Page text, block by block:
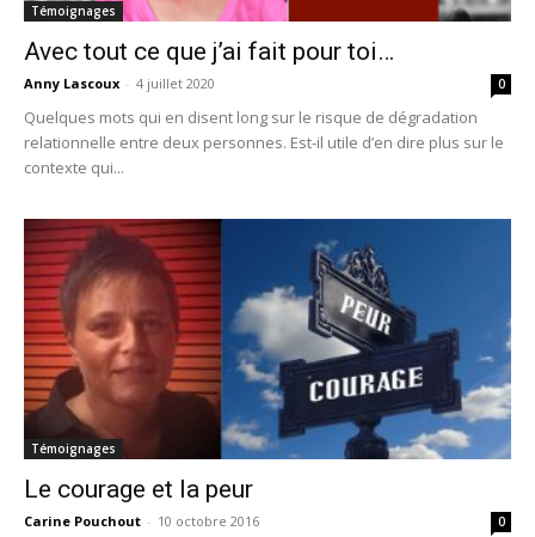
Témoignages
Avec tout ce que j’ai fait pour toi…
Anny Lascoux - 4 juillet 2020 0
Quelques mots qui en disent long sur le risque de dégradation
relationnelle entre deux personnes. Est-il utile d’en dire plus sur le
contexte qui...
Témoignages
Le courage et la peur
Carine Pouchout - 10 octobre 2016 0